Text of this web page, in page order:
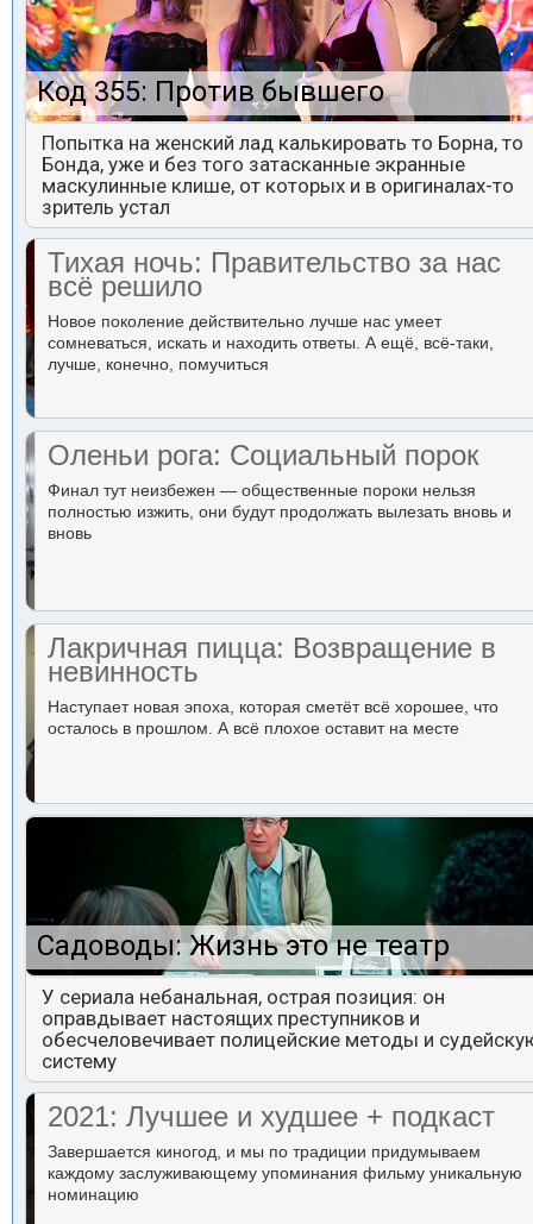
Код 355: Против бывшего
Попытка на женский лад калькировать то Борна, то
Бонда, уже и без того затасканные экранные
маскулинные клише, от которых и в оригиналах-то
зритель устал
Тихая ночь: Правительство за нас
всё решило
Новое поколение действительно лучше нас умеет
сомневаться, искать и находить ответы. А ещё, всё-таки,
лучше, конечно, помучиться
Оленьи рога: Социальный порок
Финал тут неизбежен — общественные пороки нельзя
полностью изжить, они будут продолжать вылезать вновь и
вновь
Лакричная пицца: Возвращение в
невинность
Наступает новая эпоха, которая сметёт всё хорошее, что
осталось в прошлом. А всё плохое оставит на месте
Садоводы: Жизнь это не театр
У сериала небанальная, острая позиция: он
оправдывает настоящих преступников и
обесчеловечивает полицейские методы и
систему
2021: Лучшее и худшее + подкаст
Завершается киногод, и мы по традиции придумываем
каждому заслуживающему упоминания фильму уникальную
номинацию